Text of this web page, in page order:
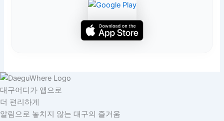
대구어디가 앱으로
더 편리하게
알림으로 놓치지 않는 대구의 즐거움